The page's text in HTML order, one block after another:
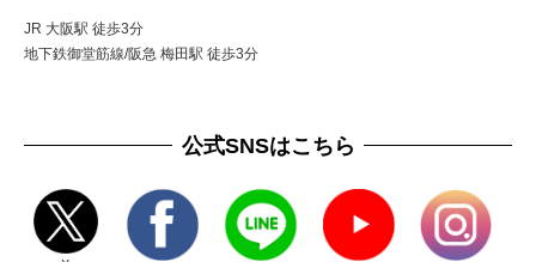
JR 大阪駅 徒歩3分
地下鉄御堂筋線/阪急 梅田駅 徒歩3分
公式SNSはこちら